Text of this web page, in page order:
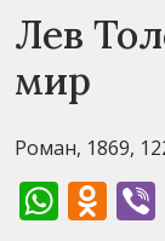
Лев
мир
Роман, 1869,